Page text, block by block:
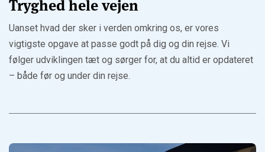
Tryghed hele vejen
Uanset hvad der sker i verden omkring os, er vores
vigtigste opgave at passe godt på dig og din rejse. Vi
følger udviklingen tæt og sørger for, at du altid er opdateret
– både før og under din rejse.